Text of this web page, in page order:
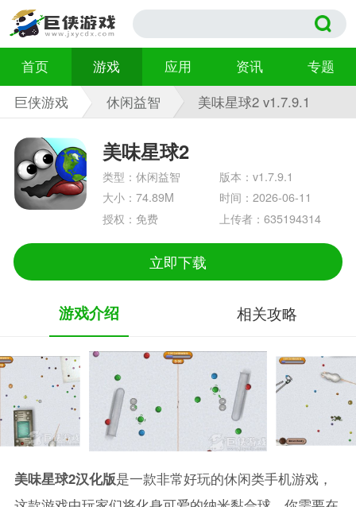
首页 游戏 应用 资讯
专题
巨侠游戏
休闲益智 美味星球2 v1.7.9.1
美味星球2
类型：休闲益智
版本：v1.7.9.1
大小：74.89M
时间：2026-06-11
授权：免费
上传者：635194314
立即下载
游戏介绍 相关攻略
美味星球2汉化版是一款非常好玩的休闲类手机游戏，